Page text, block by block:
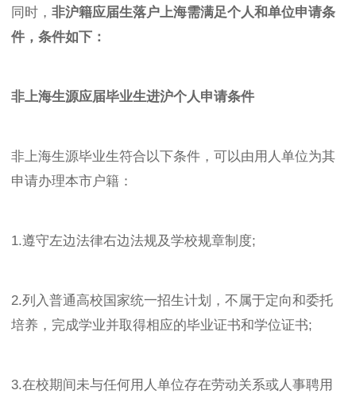
同时， 非沪籍应届生落户上海需满足个人和单位申请条
件，条件如下：
非上海生源应届毕业生进沪个人申请条件
非上海生源毕业生符合以下条件，可以由用人单位为其
申请办理本市户籍：
1.遵守左边法律右边法规及学校规章制度;
2.列入普通高校国家统一招生计划，不属于定向和委托
培养，完成学业并取得相应的毕业证书和学位证书;
3.在校期间未与任何用人单位存在劳动关系或人事聘用